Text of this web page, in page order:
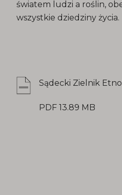
światem ludzi a roślin,
wszystkie dziedziny życia.
Sądecki Zielnik
PDF 13.89 MB